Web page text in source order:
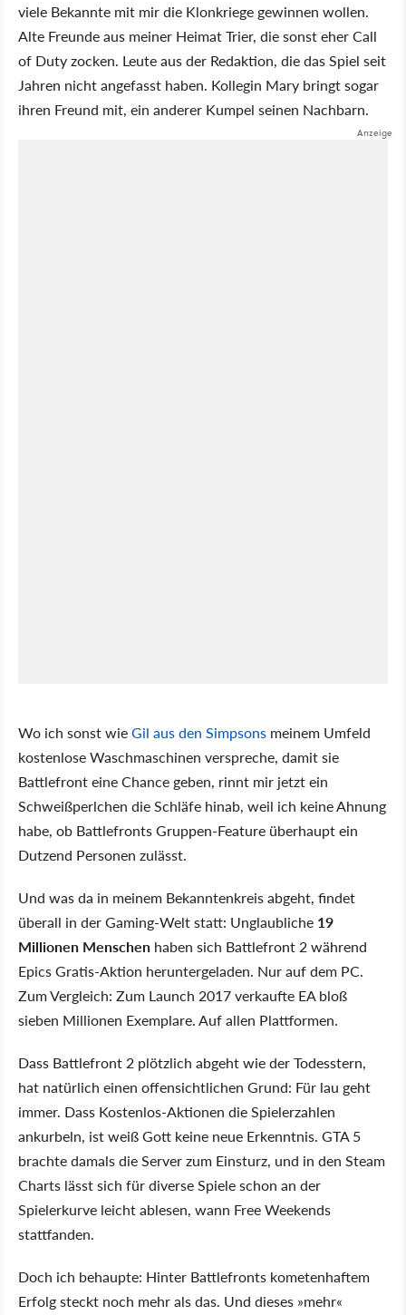
viele Bekannte mit mir die Klonkriege gewinnen wollen.
Alte Freunde aus meiner Heimat Trier, die sonst eher Call
of Duty zocken. Leute aus der Redaktion, die das Spiel seit
Jahren nicht angefasst haben. Kollegin Mary bringt sogar
ihren Freund mit, ein anderer Kumpel seinen Nachbarn.
Wo ich sonst wieGil aus den Simpsons meinem Umfeld
kostenlose Waschmaschinen verspreche, damit sie
Battlefront eine Chance geben, rinnt mir jetzt ein
Schweißperlchen die Schläfe hinab, weil ich keine Ahnung
habe, ob Battlefronts Gruppen-Feature überhaupt ein
Dutzend Personen zulässt.
Und was da in meinem Bekanntenkreis abgeht, findet
überall in der Gaming-Welt statt: Unglaubliche 19
Millionen Menschen haben sich Battlefront 2 während
Epics Gratis-Aktion heruntergeladen. Nur auf dem PC.
Zum Vergleich: Zum Launch 2017 verkaufte EA bloß
sieben Millionen Exemplare. Auf allen Plattformen.
Dass Battlefront 2 plötzlich abgeht wie der Todesstern,
hat natürlich einen offensichtlichen Grund: Für lau geht
immer. Dass Kostenlos-Aktionen die Spielerzahlen
ankurbeln, ist weiß Gott keine neue Erkenntnis. GTA 5
brachte damals die Server zum Einsturz, und in den Steam
Charts lässt sich für diverse Spiele schon an der
Spielerkurve leicht ablesen, wann Free Weekends
stattfanden.
Doch ich behaupte: Hinter Battlefronts kometenhaftem
Erfolg steckt noch mehr als das. Und dieses »mehr«